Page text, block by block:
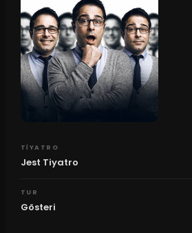
TIYATRO
Jest Tiyatro
TUR
Gösteri